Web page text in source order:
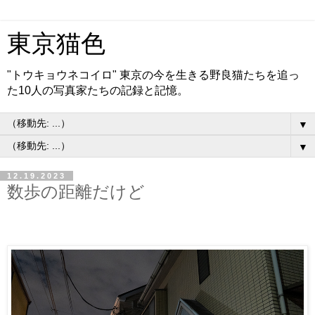
東京猫色
"トウキョウネコイロ" 東京の今を生きる野良猫たちを追っ
た10人の写真家たちの記録と記憶。
▼
▼
12.19.2023
数歩の距離だけど